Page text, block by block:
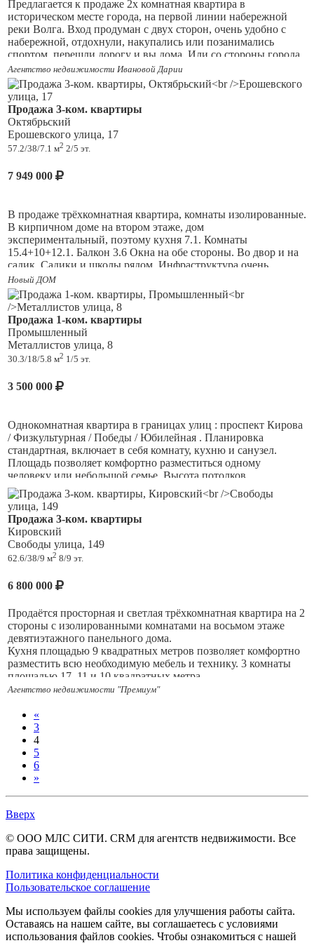
Предлагается к продаже 2х комнатная квартира в
историческом месте города, на первой линии набережной
реки Волга. Вход продуман с двух сторон, очень удобно с
набережной, отдохнули, накупались или позанимались
спортом, перешли дорогу и вы дома. Или со стороны города,
спустились и вы дома. Окна во двор, на цветущие деревья,
цветы, поют птицы, тишина.
Ремонт сделан хороший из качественных материалов,
поменяна эл.проводка, потолки натяжные, на полу кафель, в
одной комнате ламинат. Высота потолков 3,1м, ощущается
пространство и легче дышится. Квартира в отличном
состоянии, заходи и живи! Расставите мебель по своему
развлекательные аттракционы, тренажерные площадки,
пляж.
Рядом школы, детские сады, магазины, развивающие центры
для детей.
Квартира вашей мечты ждёт своего нового хозяина! Звоните,
покажем с удовольствием!
Агентство недвижимости Ивановой Дарии
Продажа 3-ком. квартиры
Октябрьский
Ерошевского улица, 17
57.2/38/7.1 м2 2/5 эт.
7 949 000
В продаже трёхкомнатная квартира, комнаты изолированные.
В кирпичном доме на втором этаже, дом
экспериментальный, поэтому кухня 7.1. Комнаты
15.4+10+12.1. Балкон 3.6 Окна на обе стороны. Во двор и на
садик. Садики и школы рядом. Инфраструктура очень
развитая, но при этом тихо и много зелени. Один взрослый
собственник, долгов нет. Звоните, покажу в удобное для вас
время.
Новый ДОМ
Продажа 1-ком. квартиры
Промышленный
Металлистов улица, 8
30.3/18/5.8 м2 1/5 эт.
3 500 000
Однокомнатная квартира в границах улиц : проспект Кирова
/ Физкультурная / Победы / Юбилейная . Планировка
стандартная, включает в себя комнату, кухню и санузел.
Площадь позволяет комфортно разместиться одному
человеку или небольшой семье. Высота потолков
стандартная. Состояние квартиры требует дополнительных
вложений для создания комфортного и уютного интерьера. 1-
й этаж из 5. Это удобно: нет проблем с лифтом, а малыши и
пожилые родственники будут чувствовать себя максимально
комфортно. Дом расположен в районе с устоявшейся
инфраструктурой. Документы полностью готовы. Звоните,
чтобы договориться о просмотре!
Продажа 3-ком. квартиры
Кировский
Свободы улица, 149
62.6/38/9 м2 8/9 эт.
6 800 000
Продаётся просторная и светлая трёхкомнатная квартира на 2
стороны с изолированными комнатами на восьмом этаже
девятиэтажного панельного дома.
Кухня площадью 9 квадратных метров позволяет комфортно
разместить всю необходимую мебель и технику. 3 комнаты
площадью 17, 11 и 10 квадратных метра.
В квартире раздельный санузел, что добавляет удобства в
Остается вся мебель новым владельцам, кроме Тв и
холодильника.
Дом оборудован пассажирским, новым лифтом, а во дворе
есть детская и спортивная площадка и открытая парковка.
Вид с окон на парковую зону. В шаговой доступности 2
дет.сада, школа, храм, пункты выдачи, почта, продуктовые
создать интерьер уже по своему вкусу.
Квартира без долгов и обременений.
Показ в удобное для вас время и день. Звоните!
Агентство недвижимости "Премиум"
«
3
4
5
6
»
Вверх
© ООО МЛС СИТИ. CRM для агентств недвижимости. Все
права защищены.
Политика конфиденциальности
Пользовательское соглашение
Мы используем файлы cookies для улучшения работы сайта.
Оставаясь на нашем сайте, вы соглашаетесь с условиями
использования файлов cookies. Чтобы ознакомиться с нашей